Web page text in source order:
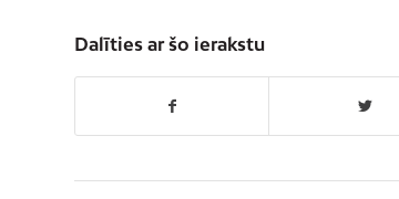
Dalīties ar šo ierakstu